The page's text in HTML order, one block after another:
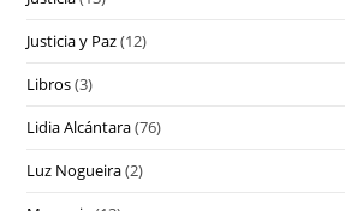
Justicia y Paz(12)
Libros(3)
Lidia Alcántara(76)
Luz Nogueira(2)